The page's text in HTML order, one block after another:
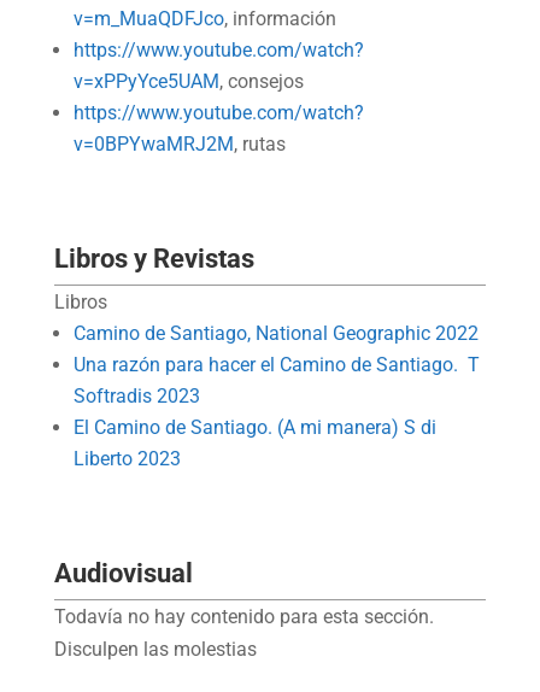
v=m_MuaQDFJco, información
https://www.youtube.com/watch?
v=xPPyYce5UAM, consejos
https://www.youtube.com/watch?
v=0BPYwaMRJ2M, rutas
Libros y Revistas
Libros
Camino de Santiago, National Geographic 2022
Una razón para hacer el Camino de Santiago. T
Softradis 2023
El Camino de Santiago. (A mi manera) S di
Liberto 2023
Audiovisual
Todavía no hay contenido para esta sección.
Disculpen las molestias